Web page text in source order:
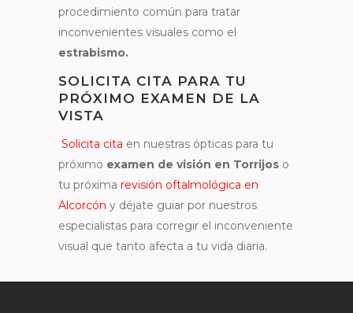
procedimiento común para tratar
inconvenientes visuales como el
estrabismo.
SOLICITA CITA PARA TU
PRÓXIMO EXAMEN DE LA
VISTA
Solicita cita en nuestras ópticas para tu
próximo examen de visión en Torrijos o
tu próxima revisión oftalmológica en
Alcorcón y déjate guiar por nuestros
especialistas para corregir el inconveniente
visual que tanto afecta a tu vida diaria.